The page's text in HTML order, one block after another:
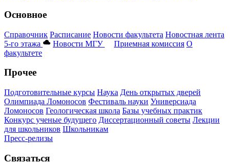
Основное
Справочник Расписание Новости факультета Новостная лента
5-го этажа
Новости МГУ Приемная комиссия О
факультете
Прочее
Подготовительные курсы Наука День открытых дверей
Олимпиада Ломоносов Фестиваль науки Универсиада
Ломоносов Геологическая школа Базы учебных практик
Конкурс ученые будущего Диссертационный советы Лекции
для школьников Школьникам
Пресс-релизы
Связаться